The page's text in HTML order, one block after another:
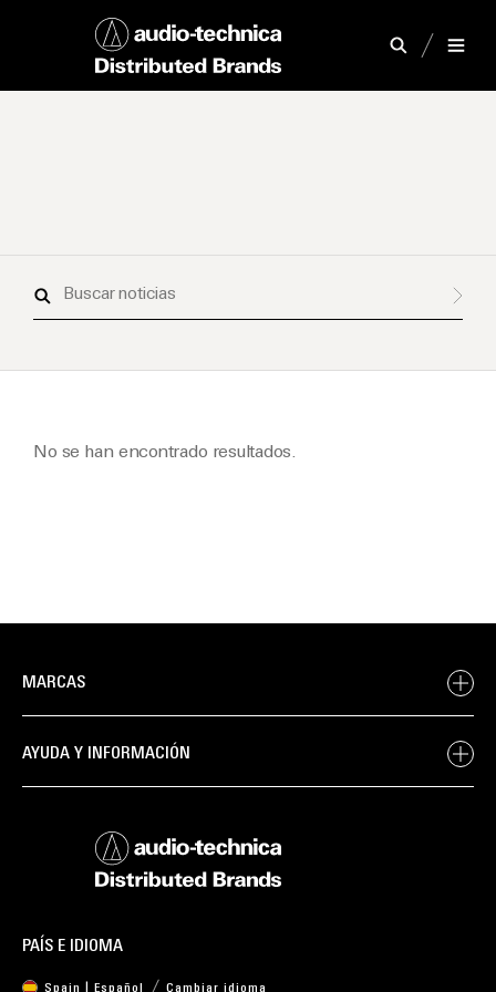
Buscar
No se han encontrado resultados.
MARCAS
AYUDA Y INFORMACIÓN
PAÍS E IDIOMA
Spain | Español Cambiar idioma